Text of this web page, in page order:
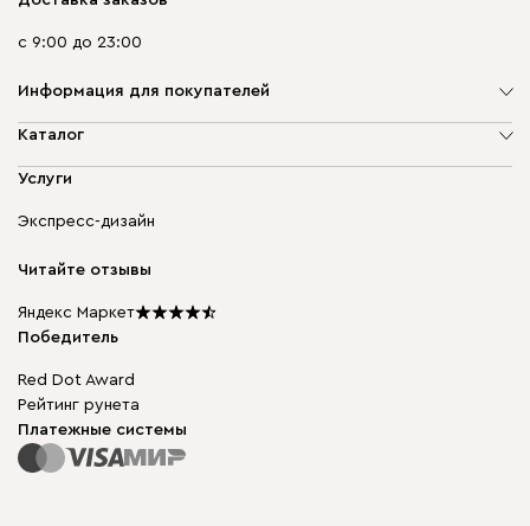
с 9:00 до 23:00
Информация для покупателей
О компании
Доставка и оплата
диван.клуб
Подарочные сертификаты
Мы в прессе
Каталог
Мягкая мебель
Бескаркасная мебель
Столы и стулья
Услуги
Экспресс-дизайн
Читайте отзывы
Яндекс Маркет
Победитель
Red Dot Award
Рейтинг рунета
Платежные системы